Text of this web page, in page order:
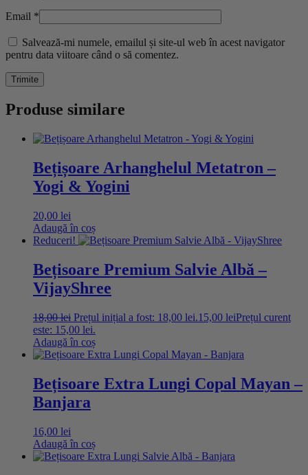
Email *
Salvează-mi numele, emailul și site-ul web în acest navigator
pentru data viitoare când o să comentez.
Produse similare
Bețișoare Arhanghelul Metatron –
Yogi & Yogini
20,00 lei
Adaugă în coș
Reduceri!
Bețisoare Premium Salvie Albă –
VijayShree
18,00lei Prețul inițial a fost: 18,00 lei.15,00 leiPrețul curent
este: 15,00 lei.
Adaugă în coș
Bețisoare Extra Lungi Copal Mayan –
Banjara
16,00 lei
Adaugă în coș